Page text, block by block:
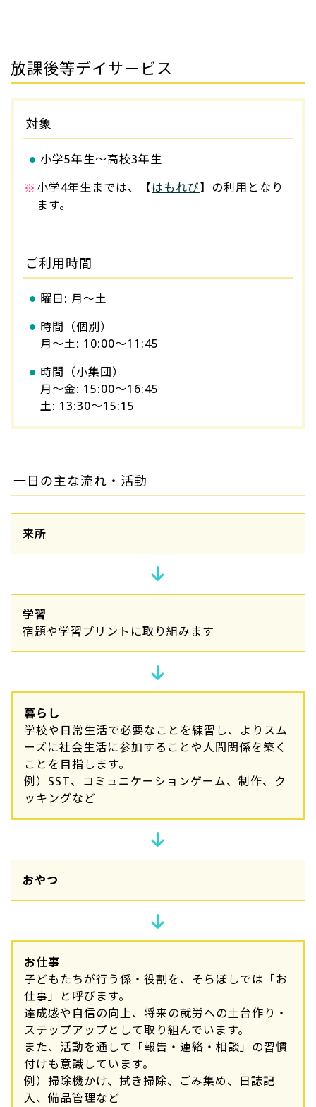
放課後等デイサービス
対象
小学5年生～高校3年生
小学4年生までは、【はもれび】の利用となり
ます。
ご利用時間
曜日: 月～土
時間（個別）
月～土: 10:00～11:45
時間（小集団）
月～金: 15:00～16:45
/
土: 13:30～15:15
一日の主な流れ・活動
来所
学習
宿題や学習プリントに取り組みます
暮らし
学校や日常生活で必要なことを練習し、よりスム
ーズに社会生活に参加することや人間関係を築く
ことを目指します。
例）SST、コミュニケーションゲーム、制作、ク
ッキングなど
おやつ
お仕事
子どもたちが行う係・役割を、そらぼしでは「お
仕事」と呼びます。
達成感や自信の向上、将来の就労への土台作り・
ステップアップとして取り組んでいます。
また、活動を通して「報告・連絡・相談」の習慣
付けも意識しています。
例）掃除機かけ、拭き掃除、ごみ集め、日誌記
入、備品管理など